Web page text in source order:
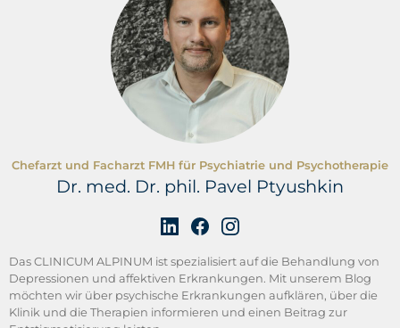
Chefarzt und Facharzt FMH für Psychiatrie und Psychotherapie
Dr. med. Dr. phil. Pavel Ptyushkin
Das CLINICUM ALPINUM ist spezialisiert auf die Behandlung von
Depressionen und affektiven Erkrankungen. Mit unserem Blog
möchten wir über psychische Erkrankungen aufklären, über die
Klinik und die Therapien informieren und einen Beitrag zur